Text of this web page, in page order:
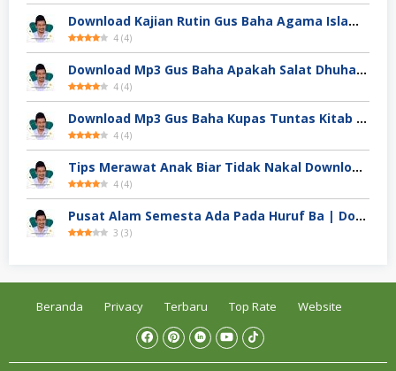
Download Kajian Rutin Gus Baha Agama Islam Di Akhir Zaman
4 (4)
Download Mp3 Gus Baha Apakah Salat Dhuha Bisa Membuat Kaya
4 (4)
Download Mp3 Gus Baha Kupas Tuntas Kitab Ihya Ulumuddin
4 (4)
Tips Merawat Anak Biar Tidak Nakal Download Mp3 Ngaji Gus Baha
4 (4)
Pusat Alam Semesta Ada Pada Huruf Ba | Download Mp3 Ngaji Gus Baha
3 (3)
Beranda Privacy Terbaru Top Rate Website